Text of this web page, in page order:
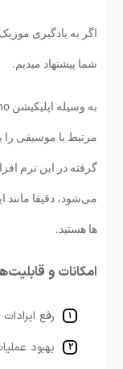
​اگر به یادگیری
شما پیشنهاد میدیم.
مرتبط با موسیقی را
گرفته در این نرم
می‌شود، دقیقا
ها هستید.
امکانات و
رفع ایرادات
بهبود